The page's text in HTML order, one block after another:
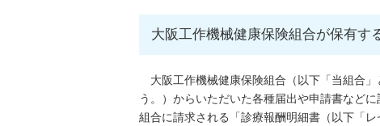
大阪工作機械健康保険組合が保有す
大阪工作機械健康保険組合（以下「当組合
う。）からいただいた各種届出や申請書など
組合に請求される「診療報酬明細書（以下「